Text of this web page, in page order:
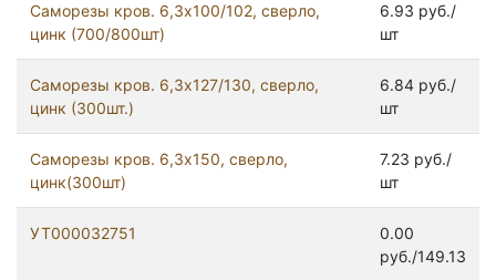
Саморезы кров. 6,3х100/102, сверло,
цинк (700/800шт)
6.93 руб./
шт
Саморезы кров. 6,3х127/130, сверло,
цинк (300шт.)
6.84 руб./
шт
Саморезы кров. 6,3х150, сверло,
цинк(300шт)
7.23 руб./
шт
УТ000032751
0.00
руб./149.13